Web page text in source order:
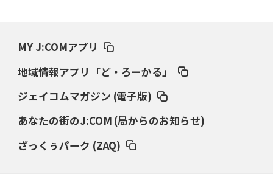
MY J:COMアプリ
地域情報アプリ「ど・ろーかる」
ジェイコムマガジン (電子版)
あなたの街のJ:COM (局からのお知らせ)
ざっくぅパーク (ZAQ)